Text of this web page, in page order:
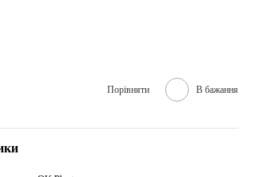
Порівняти В бажання